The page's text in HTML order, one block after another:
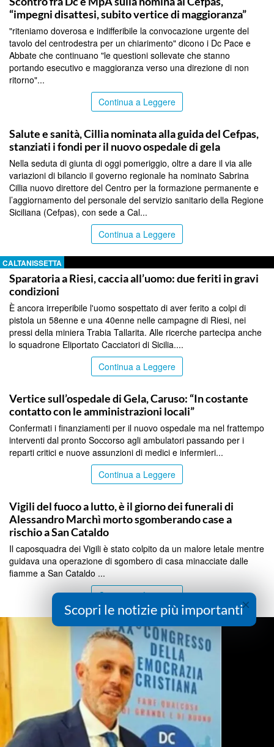
“impegni disattesi, subito vertice di maggioranza”
"riteniamo doverosa e indifferibile la convocazione urgente del
tavolo del centrodestra per un chiarimento" dicono i Dc Pace e
Abbate che continuano "le questioni sollevate che stanno
portando esecutivo e maggioranza verso una direzione di non
ritorno"...
Continua a Leggere
Salute e sanità, Cillia nominata alla guida del Cefpas,
stanziati i fondi per il nuovo ospedale di gela
Nella seduta di giunta di oggi pomeriggio, oltre a dare il via alle
variazioni di bilancio il governo regionale ha nominato Sabrina
Cillia nuovo direttore del Centro per la formazione permanente e
l’aggiornamento del personale del servizio sanitario della Regione
Siciliana (Cefpas), con sede a Cal...
Continua a Leggere
CALTANISSETTA
Sparatoria a Riesi, caccia all’uomo: due feriti in gravi
condizioni
È ancora irreperibile l'uomo sospettato di aver ferito a colpi di
pistola un 58enne e una 40enne nelle campagne di Riesi, nei
pressi della miniera Trabia Tallarita. Alle ricerche partecipa anche
lo squadrone Eliportato Cacciatori di Sicilia....
Continua a Leggere
Vertice sull’ospedale di Gela, Caruso: “In costante
contatto con le amministrazioni locali”
Confermati i finanziamenti per il nuovo ospedale ma nel frattempo
interventi dal pronto Soccorso agli ambulatori passando per i
reparti critici e nuove assunzioni di medici e infermieri...
Continua a Leggere
Vigili del fuoco a lutto, è il giorno dei funerali di
Alessandro Marchì morto sgomberando case a
rischio a San Cataldo
Il caposquadra dei Vigili è stato colpito da un malore letale mentre
guidava una operazione di sgombero di casa minacciate dalle
fiamme a San Cataldo ...
Continua a Leggere
×
Scopri le notizie più importanti